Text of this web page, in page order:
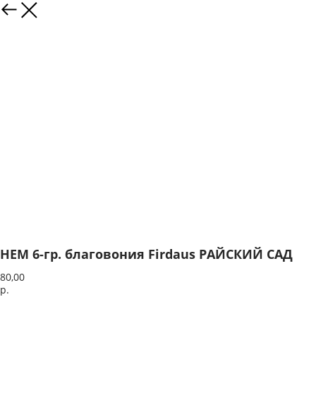
HEM 6-гр. благовония Firdaus РАЙСКИЙ САД
80,00
р.